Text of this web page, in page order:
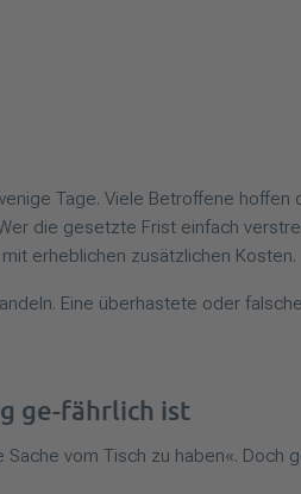
Tage. Viele Betroffene hoffen
die gesetzte Frist einfach
erheblichen zusätzlichen Kosten.
Eine überhastete oder
ge-fährlich ist
vom Tisch zu haben«. Doch